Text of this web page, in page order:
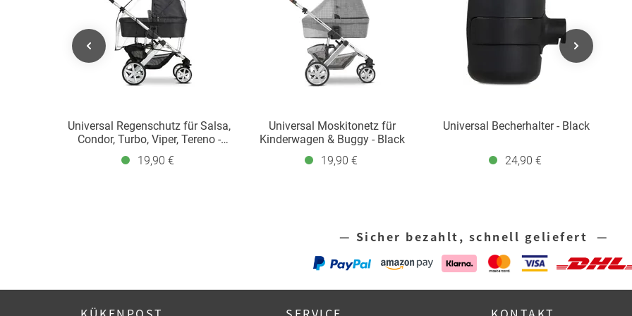
Universal Regenschutz für Salsa,
Condor, Turbo, Viper, Tereno -
19,90 €
Universal Moskitonetz für
Kinderwagen & Buggy - Black
19,90 €
Universal Becherhalter - Black
24,90 €
— Sicher bezahlt, schnell geliefert —